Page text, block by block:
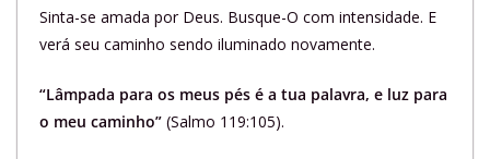
Sinta-se amada por Deus. Busque-O com intensidade. E
verá seu caminho sendo iluminado novamente.
“Lâmpada para os meus pés é a tua palavra, e luz para
o meu caminho” (Salmo 119:105).